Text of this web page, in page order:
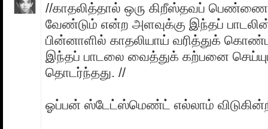
//காதலித்தால் ஒரு கிறீஸ்தவப்
வேண்டும் என்ற அளவுக்கு இந்தப் பாடலின்
பின்னாளில் காதலியாய் வரித்துக்
இந்தப் பாடலை வைத்துக் கற்பனை
தொடர்ந்தது. //
ஓப்பன் ஸ்டேட்ஸ்மெண்ட் எல்லாம்